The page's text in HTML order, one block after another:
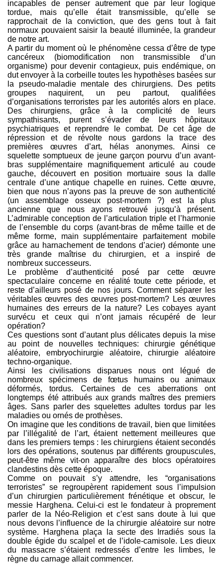
incapables de penser autrement que par leur logique
tordue, mais qu’elle était transmissible, qu’elle se
rapprochait de la conviction, que des gens tout à fait
normaux pouvaient saisir la beauté illuminée, la grandeur
de notre art.
A partir du moment où le phénomène cessa d’être de type
cancéreux (biomodification non transmissible d’un
organisme) pour devenir contagieux, puis endémique, on
dut envoyer à la corbeille toutes les hypothèses basées sur
la pseudo-maladie mentale des chirurgiens. Des petits
groupes naquirent, un peu partout, qualifiées
d’organisations terroristes par les autorités alors en place.
Des chirurgiens, grâce à la complicité de leurs
sympathisants, purent s’évader de leurs hôpitaux
psychiatriques et reprendre le combat. De cet âge de
répression et de révolte nous gardons la trace des
premières œuvres d’art, hélas anonymes. Ainsi ce
squelette somptueux de jeune garçon pourvu d’un avant-
bras supplémentaire magnifiquement articulé au coude
gauche, découvert en position mortuaire sous la dalle
centrale d’une antique chapelle en ruines. Cette œuvre,
bien que nous n’ayons pas la preuve de son authenticité
(un assemblage osseux post-mortem ?) est la plus
ancienne que nous ayons retrouvé jusqu’à présent.
L’admirable conception de l’articulation triple et l’harmonie
de l’ensemble du corps (avant-bras de même taille et de
même forme, main supplémentaire parfaitement mobile
grâce au harnachement de tendons d’acier) démonte une
très grande maîtrise du chirurgien, et a inspiré de
nombreux successeurs.
Le problème d’authenticité posé par cette œuvre
spectaculaire concerne en réalité toute cette période, et
reste d’ailleurs posé de nos jours. Comment séparer les
véritables œuvres des œuvres post-mortem? Les œuvres
humaines des erreurs de la nature? Les cobayes ayant
survécu et ceux qui n’ont jamais récupéré de leur
opération?
Ces questions sont d’autant plus délicates depuis la mise
au point de nouvelles techniques: chirurgie génétique
aléatoire, embryochirurgie aléatoire, chirurgie aléatoire
techno-organique.
Ainsi les civilisations disparues nous ont légué de
nombreux spécimens de fœtus humains ou animaux
déformés, tordus. Certaines de ces aberrations ont
longtemps été attribués aux grands maîtres des premiers
âges. Sans parler des squelettes adultes tordus par les
maladies ou ornés de prothèses.
On imagine que les conditions de travail, bien que limitées
par l’illégalité de l’art, étaient nettement meilleures que
dans les premiers temps : les chirurgiens étaient secondés
lors des opérations, soutenus par différents groupuscules,
peut-être même vit-on apparaître des blocs opératoires
clandestins dès cette époque.
Comme on pouvait s’y attendre, les “organisations
terroristes” se regroupèrent rapidement sous l’impulsion
d’un chirurgien particulièrement frénétique et obscur, le
messie Harghena. Celui-ci est le fondateur à proprement
parler de la Néo-Religion et c’est sans doute à lui que
nous devons l’influence de la chirurgie aléatoire sur notre
système. Harghena plaça la secte des Irradiés sous la
double égide du scalpel et de l’idole-camisole. Les dieux
du massacre s’étaient redressés d’entre les limbes, le
règne du carnage allait commencer.